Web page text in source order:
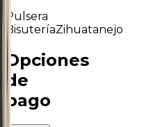
Pulsera
BisuteríaZihuatanejo
Opciones
de
pago